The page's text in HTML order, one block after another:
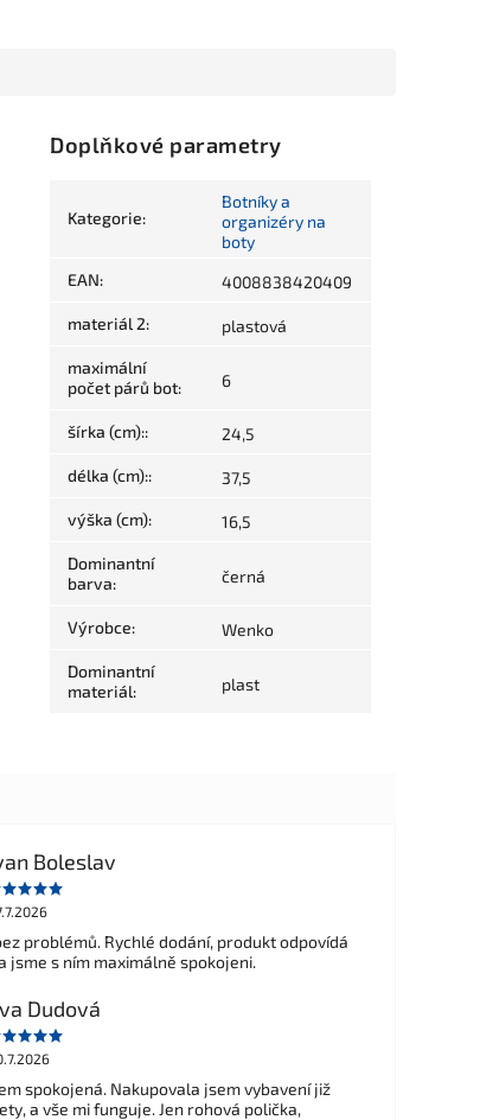
Doplňkové parametry
Kategorie:
Botníky a
organizéry na
boty
EAN: 4008838420409
materiál 2: plastová
maximální
počet párů bot: 6
šírka (cm):: 24,5
délka (cm):: 37,5
výška (cm): 16,5
Dominantní
barva: černá
Výrobce: Wenko
Dominantní
materiál: plast
Boleslav
problémů. Rychlé dodání, produkt odpovídá
jsme s ním maximálně spokojeni.
Dudová
spokojená. Nakupovala jsem vybavení již
a vše mi funguje. Jen rohová polička,